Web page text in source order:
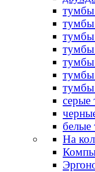
тумбы
тумбы
тумбы
тумбы
тумбы
серые
На